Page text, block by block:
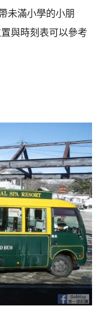
未滿小學的小朋
與時刻表可以參考